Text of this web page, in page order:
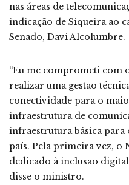
nas áreas de
indicação de Siqueira ao
Senado, Davi Alcolumbre.
“Eu me comprometi com
realizar uma gestão
conectividade para o
infraestrutura de
infraestrutura básica
país. Pela primeira vez, o
dedicado à inclusão
disse o ministro.